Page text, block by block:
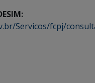
Servicos/fcpj/